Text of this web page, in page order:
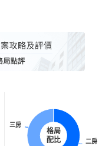
格局
配比
二房
二房
三房
三房